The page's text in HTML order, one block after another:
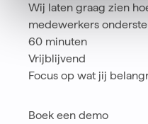
Wij laten graag zien
medewerkers
60 minuten
Vrijblijvend
Focus op wat jij
Boek een demo